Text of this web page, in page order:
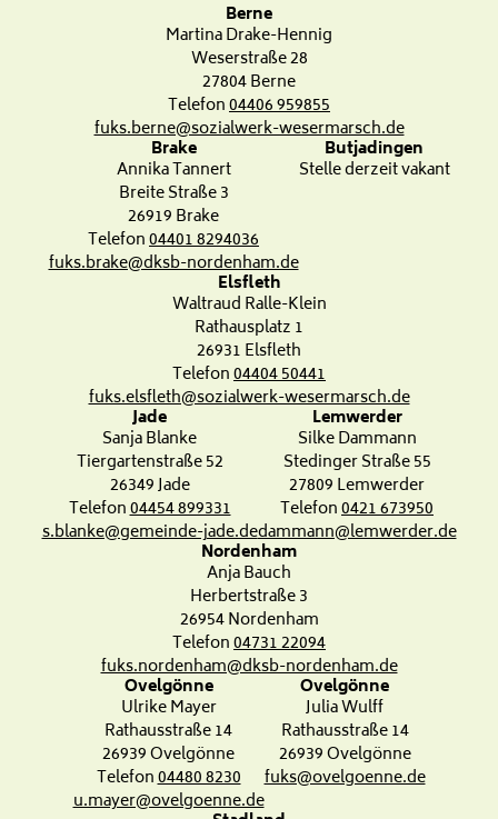
Berne
Martina Drake-Hennig
Weserstraße 28
27804 Berne
Telefon04406 959855
fuks.berne@sozialwerk-wesermarsch.de
Brake
Annika Tannert
Breite Straße 3
26919 Brake
Telefon04401 8294036
fuks.brake@dksb-nordenham.de
Butjadingen
Stelle derzeit vakant
Elsfleth
Waltraud Ralle-Klein
Rathausplatz 1
26931 Elsfleth
Telefon04404 50441
fuks.elsfleth@sozialwerk-wesermarsch.de
Jade
Sanja Blanke
Tiergartenstraße 52
26349 Jade
Telefon04454 899331
s.blanke@gemeinde-jade.de
Lemwerder
Silke Dammann
Stedinger Straße 55
27809 Lemwerder
Telefon0421 673950
dammann@lemwerder.de
Nordenham
Anja Bauch
Herbertstraße 3
26954 Nordenham
Telefon04731 22094
fuks.nordenham@dksb-nordenham.de
Ovelgönne
Ulrike Mayer
Rathausstraße 14
26939 Ovelgönne
Telefon04480 8230
u.mayer@ovelgoenne.de
Ovelgönne
Julia Wulff
Rathausstraße 14
26939 Ovelgönne
fuks@ovelgoenne.de